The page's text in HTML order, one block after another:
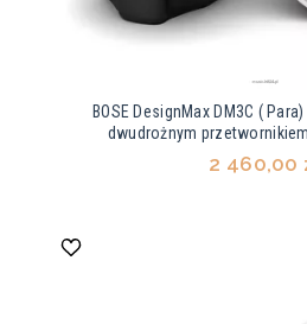
BOSE DesignMax DM3C (
dwudrożnym
2 460,00